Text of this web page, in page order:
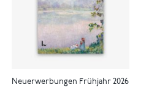
Neuerwerbungen Frühjahr 2026